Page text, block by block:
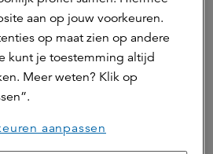
wat resulteert
kennis, producten en
ten goede komen. Het
Fund richt zich op institutionele
N.V. is anchor investor.
aan op jouw voorkeuren.
op maat zien op andere
kunt je toestemming altijd
Meer weten? Klik op
aanpassen